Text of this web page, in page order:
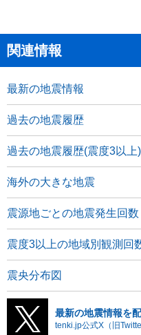
関連情報
最新の地震情報
過去の地震履歴
過去の地震履歴(震度3以上)
海外の大きな地震
震源地ごとの地震発生回数
震度3以上の地域別観測回
震央分布図
最新の地震情報を
tenki.jp公式X（旧